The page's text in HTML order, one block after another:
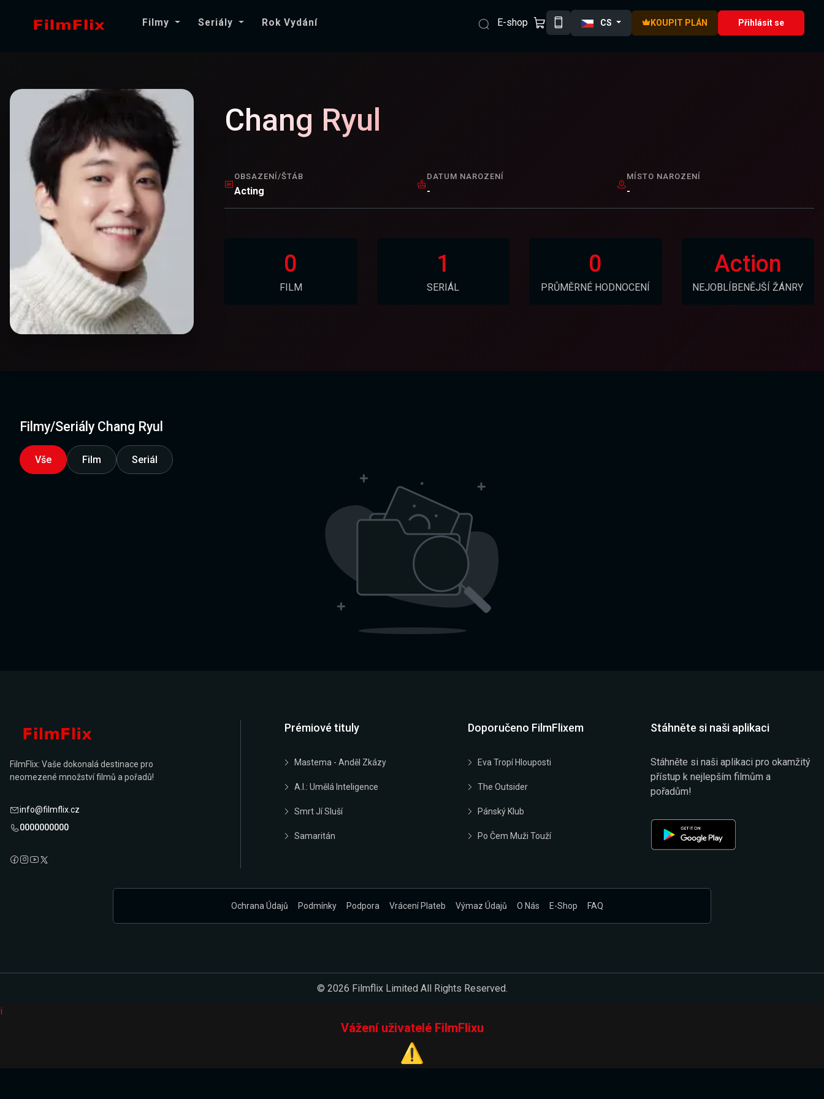
Filmy Seriály Rok Vydání E-shop CS KOUPIT PLÁN Přihlásit se
Chang Ryul
OBSAZENÍ/ŠTÁB
Acting
DATUM NAROZENÍ
-
MÍSTO NAROZENÍ
-
0
FILM
1
SERIÁL
0
PRŮMĚRNÉ HODNOCENÍ
Action
NEJOBLÍBENĚJŠÍ ŽÁNRY
Filmy/Seriály Chang Ryul
Vše Film Seriál
FilmFlix: Vaše dokonalá destinace pro
neomezené množství filmů a pořadů!
info@filmflix.cz
0000000000
Prémiové tituly
Mastema - Anděl Zkázy
A.I.: Umělá Inteligence
Smrt Jí Sluší
Samaritán
Doporučeno FilmFlixem
Eva Tropí Hlouposti
The Outsider
Pánský Klub
Po Čem Muži Touží
Stáhněte si naši aplikaci
Stáhněte si naši aplikaci pro okamžitý
přístup k nejlepším filmům a
pořadům!
Ochrana Údajů Podmínky Podpora Vrácení Plateb Výmaz Údajů O Nás E-Shop FAQ
© 2026 Filmflix Limited All Rights Reserved.
i
Vážení uživatelé FilmFlixu
⚠️